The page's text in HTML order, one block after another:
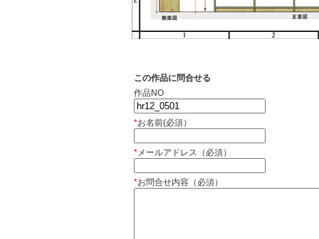
この作品に問合せる
作品NO
*お名前(必須）
*メールアドレス（必須）
*お問合せ内容（必須）